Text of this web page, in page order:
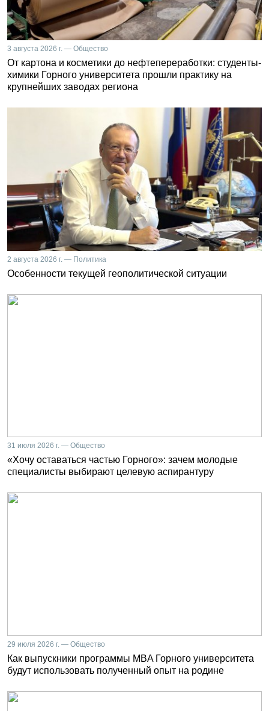
3 августа 2026 г. — Общество
От картона и косметики до нефтепереработки: студенты-
химики Горного университета прошли практику на
крупнейших заводах региона
2 августа 2026 г. — Политика
Особенности текущей геополитической ситуации
31 июля 2026 г. — Общество
«Хочу оставаться частью Горного»: зачем молодые
специалисты выбирают целевую аспирантуру
29 июля 2026 г. — Общество
Как выпускники программы MBA Горного университета
будут использовать полученный опыт на родине